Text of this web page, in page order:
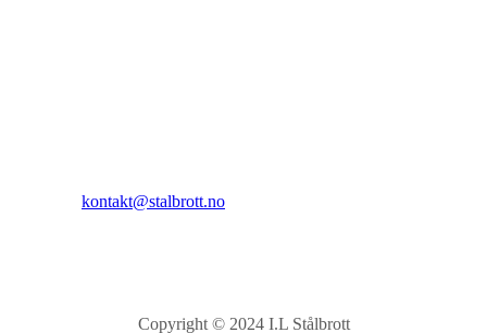
kontakt@stalbrott.no
Copyright © 2024 I.L Stålbrott